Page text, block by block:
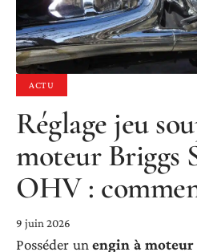
ACTU
Réglage jeu
moteur Briggs
OHV :
9 juin 2026
Posséder unengin à moteur